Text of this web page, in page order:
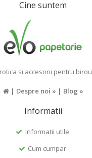
Cine suntem
si accesorii pentru birou
| Despre noi » | Blog »
Informatii
Informatii utile
Cum cumpar